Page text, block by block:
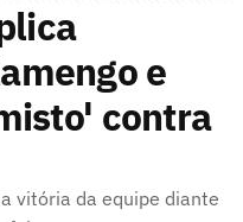
e
contra
vitória da equipe diante